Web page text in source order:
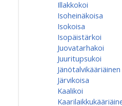
Illakkokoi
Isoheinäkoisa
Isokoisa
Isopäistärkoi
Juovatarhakoi
Juuritupsukoi
Jänötalvikääriäinen
Järvikoisa
Kaalikoi